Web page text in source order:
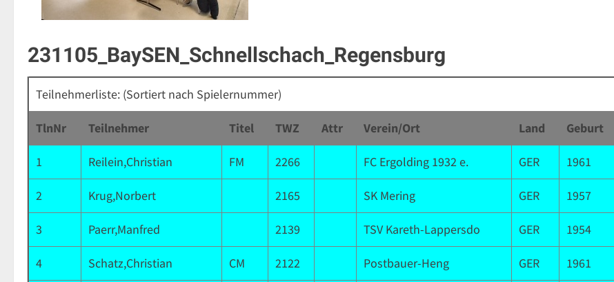
231105_BaySEN_Schnellschach_Regensburg
Teilnehmerliste: (Sortiert nach Spielernummer)
TlnNr Teilnehmer Titel TWZ Attr Verein/Ort Land Geburt
1 Reilein,Christian FM 2266 FC Ergolding 1932 e. GER 1961
2 Krug,Norbert 2165 SK Mering GER 1957
3 Paerr,Manfred 2139 TSV Kareth-Lappersdo GER 1954
4 Schatz,Christian CM 2122 Postbauer-Heng GER 1961